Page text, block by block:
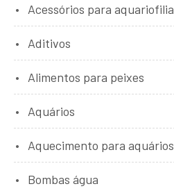
Acessórios para aquariofilia
Aditivos
Alimentos para peixes
Aquários
Aquecimento para aquários
Bombas água